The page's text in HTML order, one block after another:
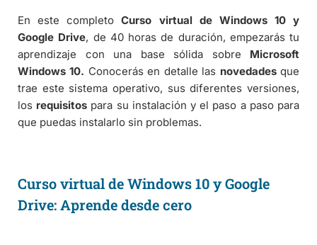
En este completoCurso virtual de Windows 10 y
Google Drive, de 40 horas de duración, empezarás tu
aprendizaje con una base sólida sobre Microsoft
Windows 10. Conocerás en detalle las novedadesque
trae este sistema operativo, sus diferentes versiones,
los requisitos para su instalación y el paso a paso para
que puedas instalarlo sin problemas.
Curso virtual de Windows 10 y Google
Drive: Aprende desde cero